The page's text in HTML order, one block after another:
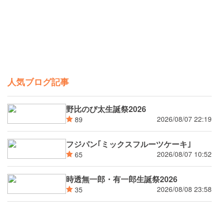
人気ブログ記事
野比のび太生誕祭2026
89 2026/08/07 22:19
フジパン｢ミックスフルーツケーキ｣
65 2026/08/07 10:52
時透無一郎・有一郎生誕祭2026
35 2026/08/08 23:58